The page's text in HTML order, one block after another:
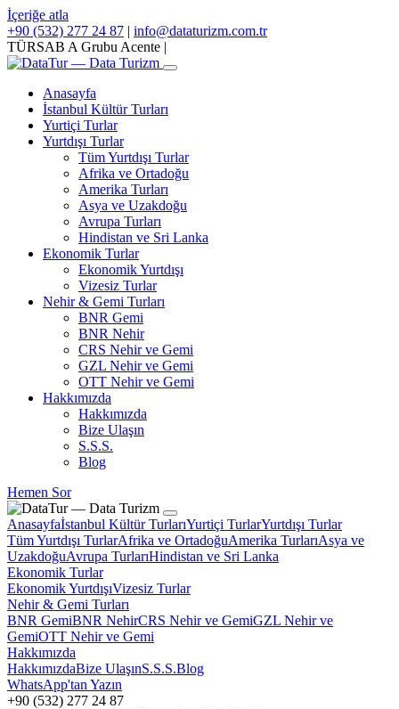
İçeriğe atla
+90 (532) 277 24 87 | info@dataturizm.com.tr
TÜRSAB A Grubu Acente |
Anasayfa
İstanbul Kültür Turları
Yurtiçi Turlar
Yurtdışı Turlar
Tüm Yurtdışı Turlar
Afrika ve Ortadoğu
Amerika Turları
Asya ve Uzakdoğu
Avrupa Turları
Hindistan ve Sri Lanka
Ekonomik Turlar
Ekonomik Yurtdışı
Vizesiz Turlar
Nehir & Gemi Turları
BNR Gemi
BNR Nehir
CRS Nehir ve Gemi
GZL Nehir ve Gemi
OTT Nehir ve Gemi
Hakkımızda
Hakkımızda
Bize Ulaşın
S.S.S.
Blog
Hemen Sor
Anasayfaİstanbul Kültür TurlarıYurtiçi TurlarYurtdışı Turlar
Tüm Yurtdışı TurlarAfrika ve OrtadoğuAmerika TurlarıAsya ve
UzakdoğuAvrupa TurlarıHindistan ve Sri Lanka
Ekonomik Turlar
Ekonomik YurtdışıVizesiz Turlar
Nehir & Gemi Turları
BNR GemiBNR NehirCRS Nehir ve GemiGZL Nehir ve
GemiOTT Nehir ve Gemi
Hakkımızda
HakkımızdaBize UlaşınS.S.S.Blog
WhatsApp'tan Yazın
+90 (532) 277 24 87